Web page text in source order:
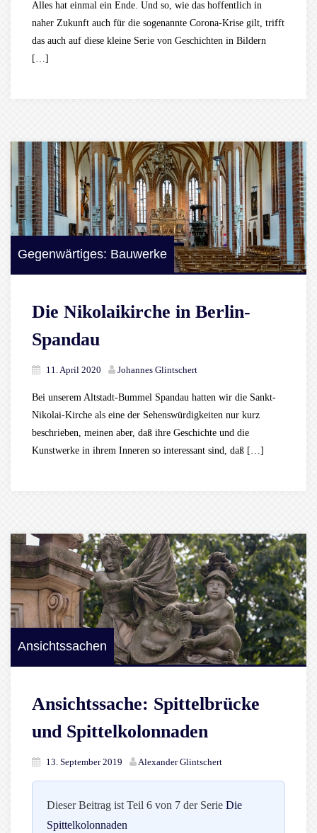
Alles hat einmal ein Ende. Und so, wie das hoffentlich in
naher Zukunft auch für die sogenannte Corona-Krise gilt, trifft
das auch auf diese kleine Serie von Geschichten in Bildern
[…]
Gegenwärtiges: Bauwerke
Die Nikolaikirche in Berlin-
Spandau
11. April 2020 Johannes Glintschert
Bei unserem Altstadt-Bummel Spandau hatten wir die Sankt-
Nikolai-Kirche als eine der Sehenswürdigkeiten nur kurz
beschrieben, meinen aber, daß ihre Geschichte und die
Kunstwerke in ihrem Inneren so interessant sind, daß […]
Ansichtssachen
Ansichtssache: Spittelbrücke
und Spittelkolonnaden
13. September 2019 Alexander Glintschert
Dieser Beitrag ist Teil 6 von 7 der Serie Die
Spittelkolonnaden